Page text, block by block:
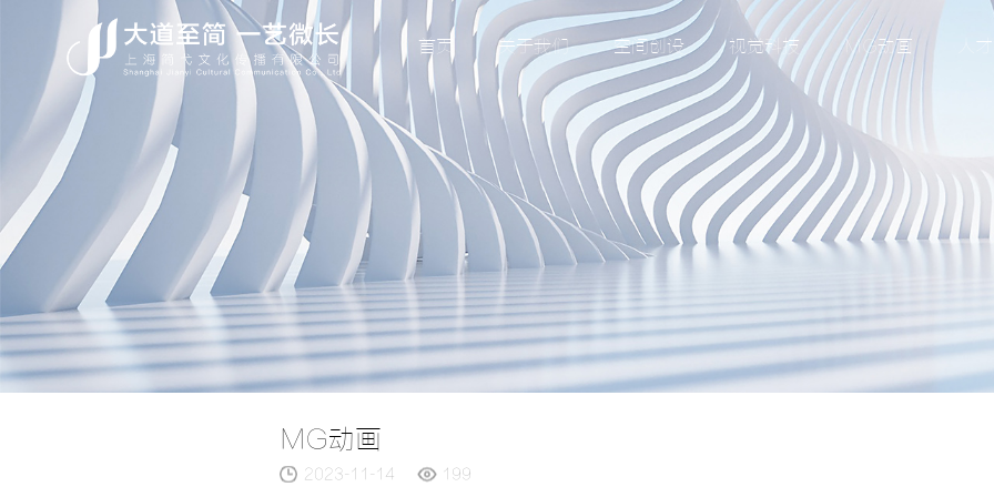
首页 关于我们 空间创设 视觉科技 MG动画 人
MG动画
2023-11-14 199